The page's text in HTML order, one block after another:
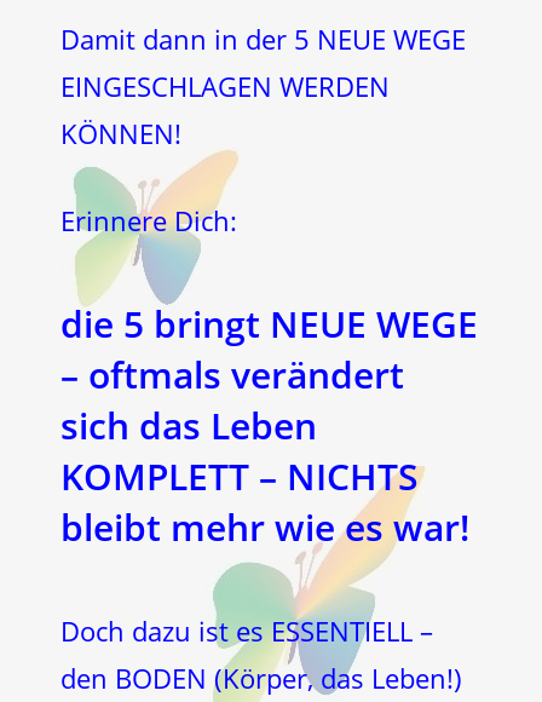
Damit dann in der 5 NEUE WEGE
EINGESCHLAGEN WERDEN
KÖNNEN!
Erinnere Dich:
die 5 bringt NEUE WEGE
– oftmals verändert
sich das Leben
KOMPLETT – NICHTS
bleibt mehr wie es war!
Doch dazu ist es ESSENTIELL –
den BODEN (Körper, das Leben!)